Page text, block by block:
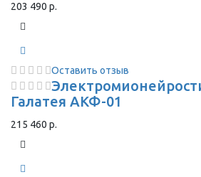
203 490 р.
Оставить отзыв
Галатея АКФ-01
215 460 р.